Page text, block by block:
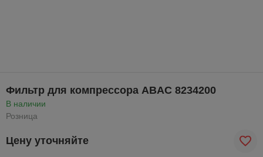
Фильтр для компрессора ABAC 8234200
В наличии
Розница
Цену уточняйте